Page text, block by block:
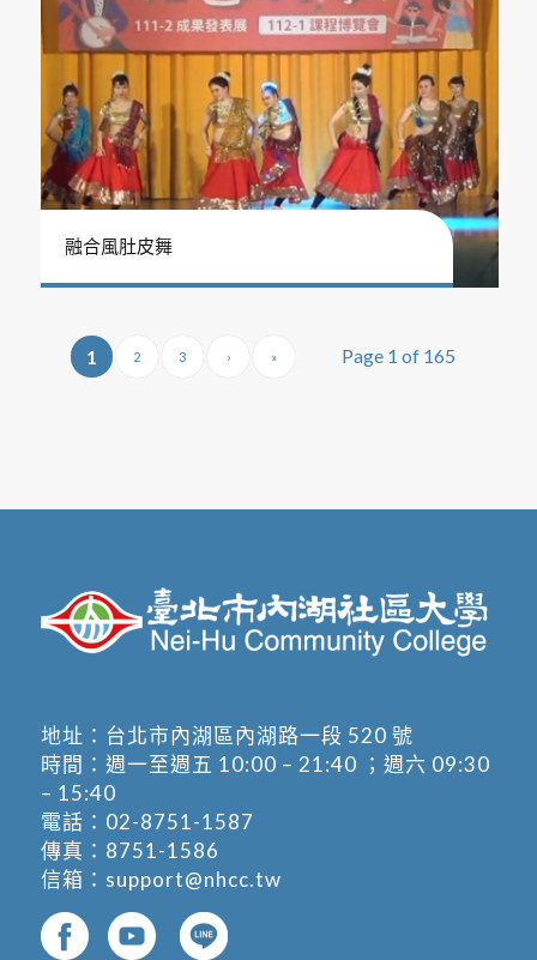
融合風肚皮舞
Page 1 of 165
1 2 3 › »
地址： 台北市內湖區內湖路一段 520 號
時間：週一至週五 10:00 – 21:40 ；週六 09:30
– 15:40
電話： 02-8751-1587
傳真：8751-1586
信箱： support@nhcc.tw